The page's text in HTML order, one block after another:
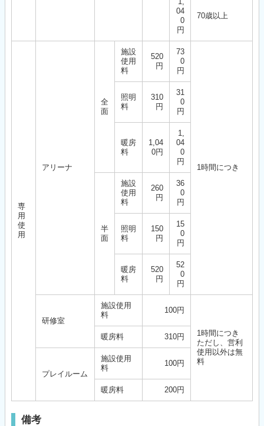
04
0
円
70歳以上
専
用
使
用
アリーナ
全
面
施設
使用
料
520
円
73
0
円
1時間につき
照明
料
310
円
31
0
円
暖房
料
1,04
0円
1,
04
0
円
半
面
施設
使用
料
260
円
36
0
円
照明
料
150
円
15
0
円
暖房
料
520
円
52
0
円
研修室
施設使用
料
100円
1時間につき
ただし、営利
使用以外は無
料
暖房料 310円
プレイルーム
施設使用
料
100円
暖房料 200円
備考